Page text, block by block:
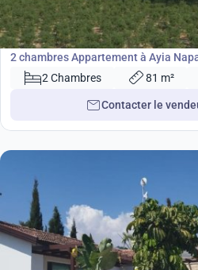
€185 000
Appartement
2 chambres Appartement à Ayia
425082 Chambres 81 m²
Contacter le